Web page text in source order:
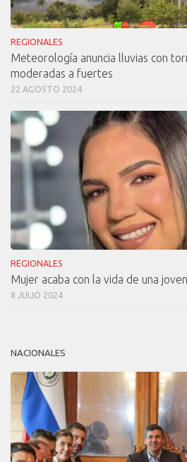
REGIONALES
Meteorología anuncia lluvias con
moderadas a fuertes
22 AGOSTO 2024
REGIONALES
Mujer acaba con la vida de una
8 JULIO 2024
NACIONALES